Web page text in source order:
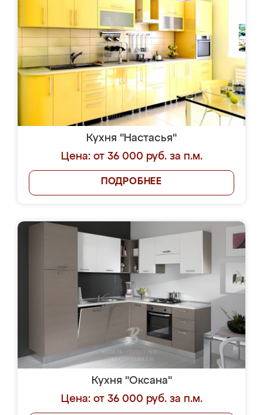
Кухня "Настасья"
Цена: от 36 000 руб. за п.м.
ПОДРОБНЕЕ
Кухня "Оксана"
Цена: от 36 000 руб. за п.м.